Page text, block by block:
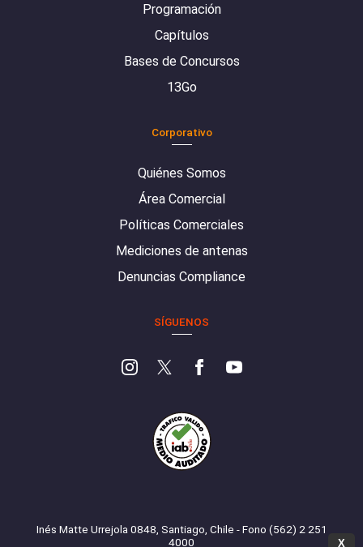
Programación
Capítulos
Bases de Concursos
13Go
Corporativo
Quiénes Somos
Área Comercial
Políticas Comerciales
Mediciones de antenas
Denuncias Compliance
SÍGUENOS
Inés Matte Urrejola 0848, Santiago, Chile - Fono (562) 2 251
4000
X